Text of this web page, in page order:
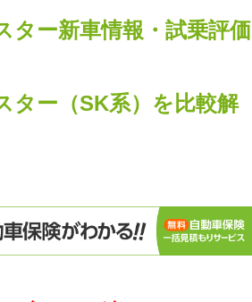
ター新車情報・試乗評価
ター（SK系）を比較解